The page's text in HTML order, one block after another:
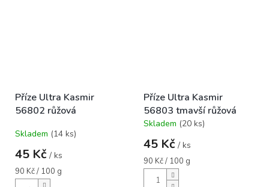
Příze Ultra Kasmir
56802 růžová
Skladem (14 ks)
45 Kč / ks
Měrná
cena:
90 Kč / 100 g
Příze Ultra Kasmir
56803 tmavší růžová
Průměrné
hodnocení
produktu
je
5,0
Skladem (20 ks)
45 Kč / ks
Měrná
cena:
90 Kč / 100 g